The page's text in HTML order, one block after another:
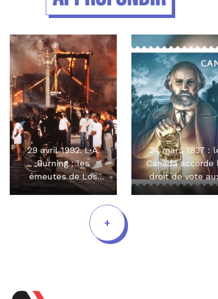
29 avril 1992. L.A.
Burning : les
émeutes de Los
Angeles
24 mars 1837 :
Canada accorde
droit de vote
noirs
+